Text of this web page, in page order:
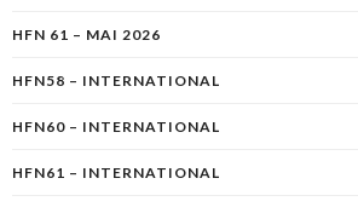
HFN 61 – MAI 2026
HFN58 – INTERNATIONAL
HFN60 – INTERNATIONAL
HFN61 – INTERNATIONAL